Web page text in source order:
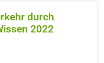
durch
2022